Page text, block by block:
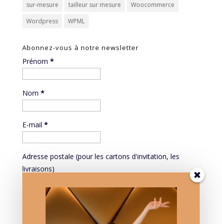
sur-mesure
tailleur sur mesure
Woocommerce
Wordpress
WPML
Abonnez-vous à notre newsletter
Prénom *
Nom *
E-mail *
Adresse postale (pour les cartons d'invitation, les
livraisons)
Mieux vous connaître pour mieux vous servir: